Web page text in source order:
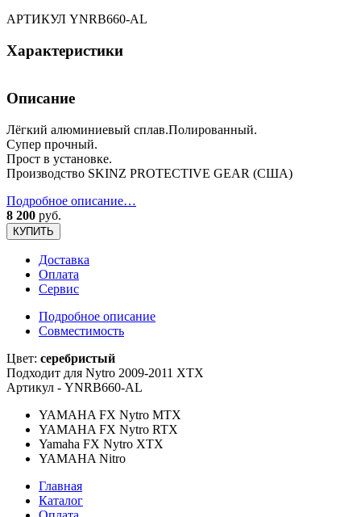
АРТИКУЛ YNRB660-AL
Характеристики
Описание
Лёгкий алюминиевый сплав.Полированный.
Супер прочный.
Прост в установке.
Производство SKINZ PROTECTIVE GEAR (США)
Подробное описание…
8 200 руб.
КУПИТЬ
Доставка
Оплата
Сервис
Подробное описание
Совместимость
Цвет: серебристый
Подходит для Nytro 2009-2011 XTX
Артикул - YNRB660-AL
YAMAHA FX Nytro MTX
YAMAHA FX Nytro RTX
Yamaha FX Nytro XTX
YAMAHA Nitro
Главная
Каталог